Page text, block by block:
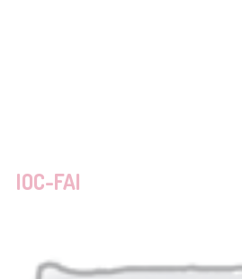
IOC-FAI